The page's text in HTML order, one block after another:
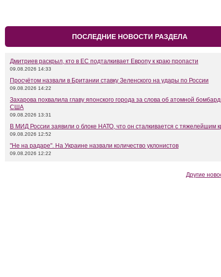
ПОСЛЕДНИЕ НОВОСТИ РАЗДЕЛА
Дмитриев раскрыл, кто в ЕС подталкивает Европу к краю пропасти
09.08.2026 14:33
Просчётом назвали в Британии ставку Зеленского на удары по России
09.08.2026 14:22
Захарова похвалила главу японского города за слова об атомной
США
09.08.2026 13:31
В МИД России заявили о блоке НАТО, что он сталкивается с тяжелейшим
09.08.2026 12:52
"Не на радаре". На Украине назвали количество уклонистов
09.08.2026 12:22
Другие